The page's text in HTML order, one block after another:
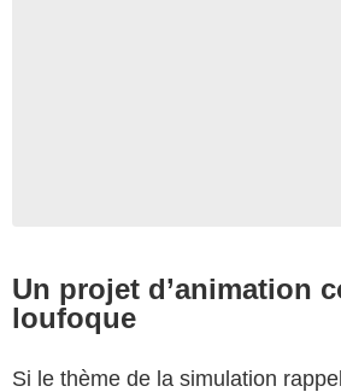
Un projet d’animation
loufoque
Si le thème de la simulation